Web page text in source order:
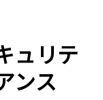
ュリテ
ンス